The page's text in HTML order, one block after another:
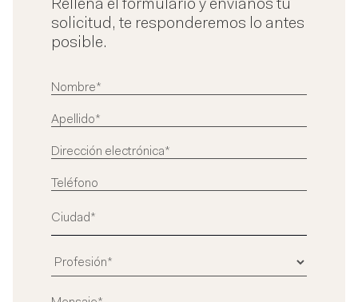
Rellena el formulario y envíanos tu
solicitud, te responderemos lo antes
posible.